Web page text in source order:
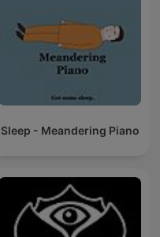
Sleep - Meandering Piano